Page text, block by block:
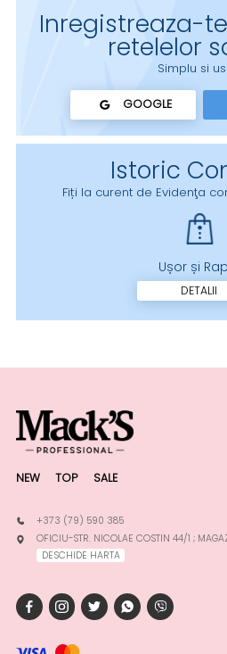
Inregistreaza-
retelelor
Simplu si
GOOGLE
Istoric
Fiți la curent de Evidenţa
Ușor și
DETALII
NEW TOP SALE
+373 (79) 590 385
OFICIU-STR. NICOLAE COSTIN 44/1 ;
DESCHIDE HARTA